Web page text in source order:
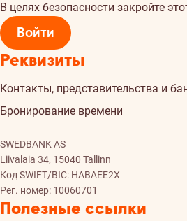
В целях безопасности закройте
Войти
Реквизиты
Контакты, представительства и
Бронирование времени
SWEDBANK AS
Liivalaia 34, 15040 Tallinn
Код SWIFT/BIC: HABAEE2X
Рег. номер: 10060701
Полезные ссылки